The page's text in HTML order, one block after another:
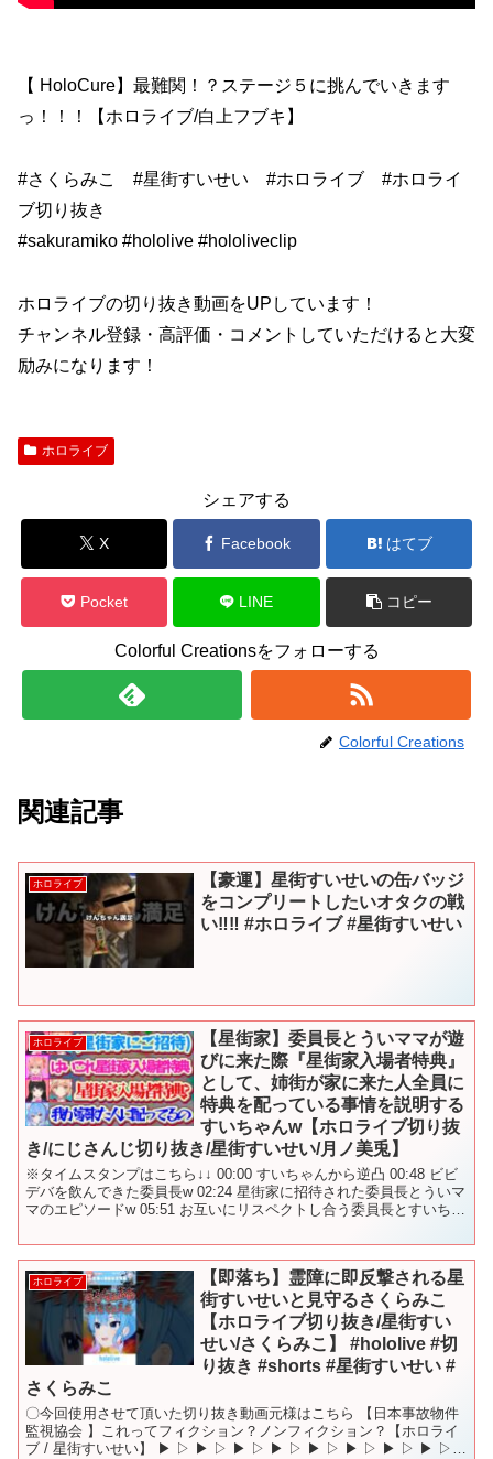
【 HoloCure】最難関！？ステージ５に挑んでいきます
っ！！！【ホロライブ/白上フブキ】
#さくらみこ #星街すいせい #ホロライブ #ホロライ
ブ切り抜き
#sakuramiko #hololive #hololiveclip
ホロライブの切り抜き動画をUPしています！
チャンネル登録・高評価・コメントしていただけると大変
励みになります！
ホロライブ
シェアする
X Facebook はてブ
Pocket LINE コピー
Colorful Creationsをフォローする
Colorful Creations
関連記事
ホロライブ
【豪運】星街すいせいの缶バッジ
をコンプリートしたいオタクの戦
い‼︎‼︎ #ホロライブ #星街すいせい
ホロライブ
【星街家】委員長とういママが遊
びに来た際『星街家入場者特典』
として、姉街が家に来た人全員に
特典を配っている事情を説明する
すいちゃんw【ホロライブ切り抜
き/にじさんじ切り抜き/星街すいせい/月ノ美兎】
※タイムスタンプはこちら↓↓ 00:00 すいちゃんから逆凸 00:48 ビビ
デバを飲んできた委員長w 02:24 星街家に招待された委員長とういマ
マのエピソードw 05:51 お互いにリスペクトし合う委員長とすいちゃ
ホロライブ
【即落ち】霊障に即反撃される星
街すいせいと見守るさくらみこ
【ホロライブ切り抜き/星街すい
せい/さくらみこ】 #hololive #切
り抜き #shorts #星街すいせい #
さくらみこ
〇今回使用させて頂いた切り抜き動画元様はこちら 【日本事故物件
監視協会 】これってフィクション？ノンフィクション？【ホロライ
ブ / 星街すいせい】 ▶︎ ▷ ▶︎ ▷ ▶︎ ▷ ▶︎ ▷ ▶︎ ▷ ▶︎ ▷ ▶︎ ▷ ▶︎ ▷